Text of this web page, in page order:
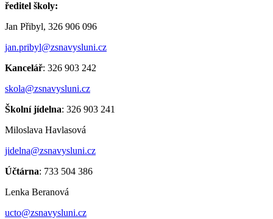
ředitel školy:
Jan Přibyl, 326 906 096
jan.pribyl@zsnavysluni.cz
Kancelář: 326 903 242
skola@zsnavysluni.cz
Školní jídelna: 326 903 241
Miloslava Havlasová
jidelna@zsnavysluni.cz
Účtárna: 733 504 386
Lenka Beranová
ucto@zsnavysluni.cz